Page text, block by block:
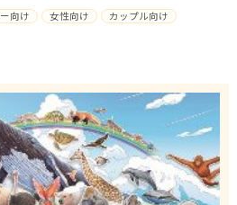
向け 女性向け
カップル向け